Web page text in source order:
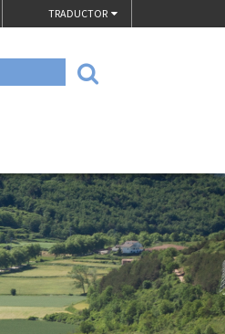
TRADUCTOR